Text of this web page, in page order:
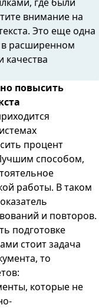
внимание на
Это еще одна
в расширенном
качества
повысить
процент
способом,
работы. В таком
и повторов.
подготовке
стоит задача
то
которые не